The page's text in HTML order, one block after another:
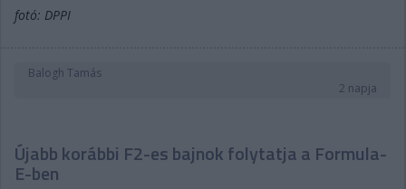
fotó: DPPI
Balogh Tamás
2 napja
Újabb korábbi F2-es bajnok folytatja a Formula-
E-ben